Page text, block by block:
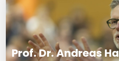
Prof. Dr. Andreas